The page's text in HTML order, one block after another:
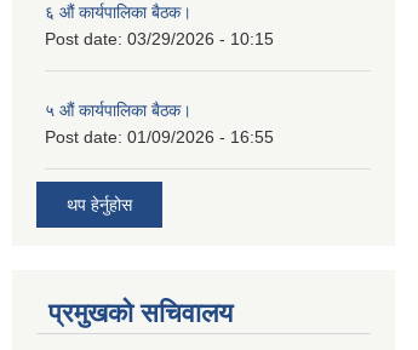
६ औं कार्यपालिका बैठक।
Post date: 03/29/2026 - 10:15
५ औं कार्यपालिका बैठक।
Post date: 01/09/2026 - 16:55
थप हेर्नुहोस
प्रमुखको सचिवालय